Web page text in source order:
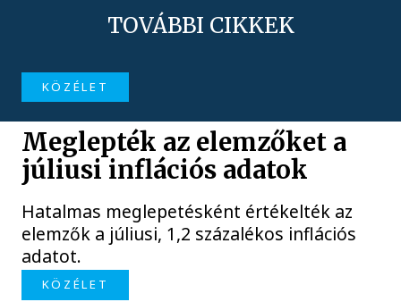
TOVÁBBI CIKKEK
KÖZÉLET
Meglepték az elemzőket a
júliusi inflációs adatok
Hatalmas meglepetésként értékelték az
elemzők a júliusi, 1,2 százalékos inflációs
adatot.
KÖZÉLET